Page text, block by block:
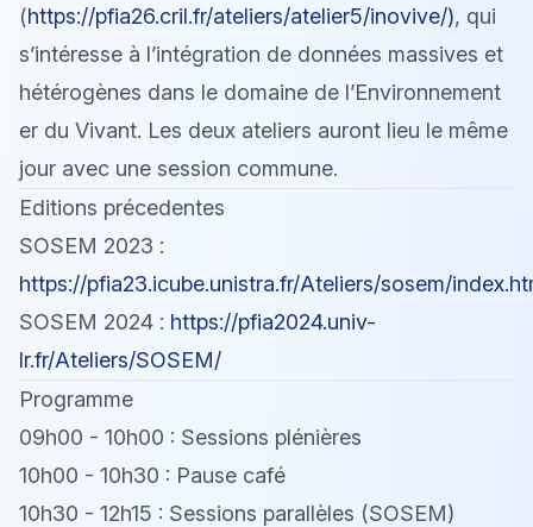
(https://pfia26.cril.fr/ateliers/atelier5/inovive/), qui
s’intéresse à l’intégration de données massives et
hétérogènes dans le domaine de l’Environnement
er du Vivant. Les deux ateliers auront lieu le même
jour avec une session commune.
Editions précedentes
SOSEM 2023 :
https://pfia23.icube.unistra.fr/Ateliers/sosem/
SOSEM 2024 : https://pfia2024.univ-
lr.fr/Ateliers/SOSEM/
Programme
09h00 - 10h00 : Sessions plénières
10h00 - 10h30 : Pause café
10h30 - 12h15 : Sessions parallèles (SOSEM)